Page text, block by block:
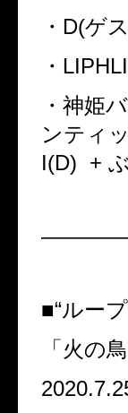
・ D(ゲ
・
・神姫
ンティ
I(D) +
■“ルー
「火の